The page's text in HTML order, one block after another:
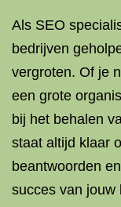
Als SEO
bedrijven
vergroten. Of je
een grote
bij het behalen
staat altijd klaar
beantwoorden
succes van jouw